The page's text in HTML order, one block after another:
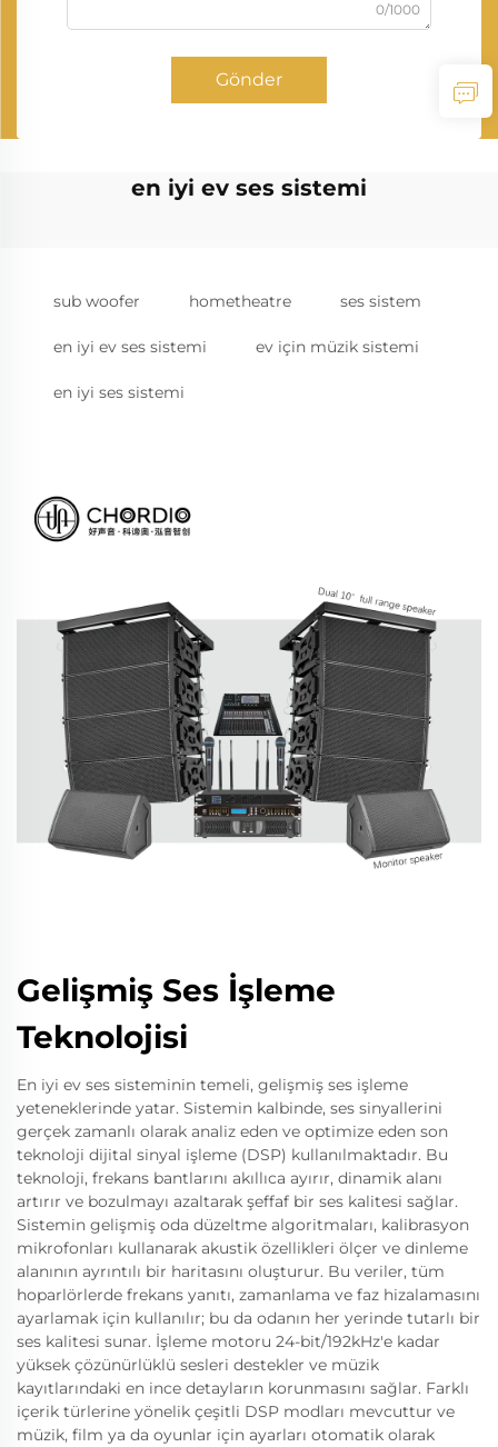
0/1000
Gönder
en iyi ev ses sistemi
sub woofer hometheatre ses sistem
en iyi ev ses sistemi ev için müzik sistemi
en iyi ses sistemi
Gelişmiş Ses İşleme
Teknolojisi
En iyi ev ses sisteminin temeli, gelişmiş ses işleme
yeteneklerinde yatar. Sistemin kalbinde, ses sinyallerini
gerçek zamanlı olarak analiz eden ve optimize eden son
teknoloji dijital sinyal işleme (DSP) kullanılmaktadır. Bu
teknoloji, frekans bantlarını akıllıca ayırır, dinamik alanı
artırır ve bozulmayı azaltarak şeffaf bir ses kalitesi sağlar.
Sistemin gelişmiş oda düzeltme algoritmaları, kalibrasyon
mikrofonları kullanarak akustik özellikleri ölçer ve dinleme
alanının ayrıntılı bir haritasını oluşturur. Bu veriler, tüm
hoparlörlerde frekans yanıtı, zamanlama ve faz hizalamasını
ayarlamak için kullanılır; bu da odanın her yerinde tutarlı bir
ses kalitesi sunar. İşleme motoru 24-bit/192kHz'e kadar
yüksek çözünürlüklü sesleri destekler ve müzik
kayıtlarındaki en ince detayların korunmasını sağlar. Farklı
içerik türlerine yönelik çeşitli DSP modları mevcuttur ve
müzik, film ya da oyunlar için ayarları otomatik olarak